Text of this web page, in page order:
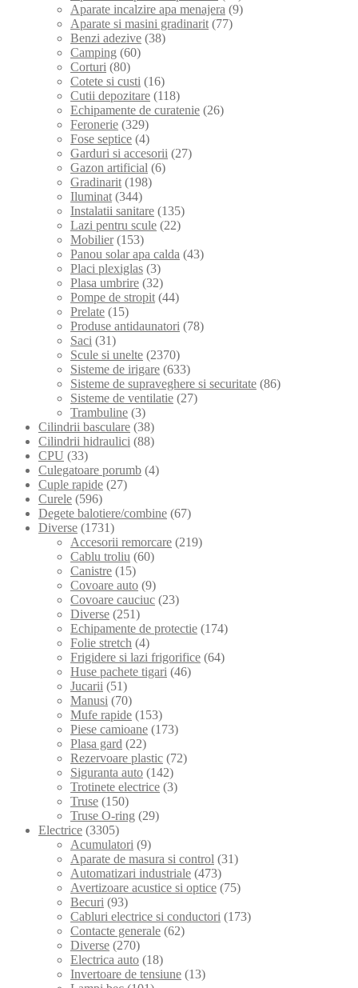
Aparate incalzire apa menajera (9)
Aparate si masini gradinarit (77)
Benzi adezive (38)
Camping (60)
Corturi (80)
Cotete si custi (16)
Cutii depozitare (118)
Echipamente de curatenie (26)
Feronerie (329)
Fose septice (4)
Garduri si accesorii (27)
Gazon artificial (6)
Gradinarit (198)
Iluminat (344)
Instalatii sanitare (135)
Lazi pentru scule (22)
Mobilier (153)
Panou solar apa calda (43)
Placi plexiglas (3)
Plasa umbrire (32)
Pompe de stropit (44)
Prelate (15)
Produse antidaunatori (78)
Saci (31)
Scule si unelte (2370)
Sisteme de irigare (633)
Sisteme de supraveghere si securitate (86)
Sisteme de ventilatie (27)
Trambuline (3)
Cilindrii basculare (38)
Cilindrii hidraulici (88)
CPU (33)
Culegatoare porumb (4)
Cuple rapide (27)
Curele (596)
Degete balotiere/combine (67)
Diverse (1731)
Accesorii remorcare (219)
Cablu troliu (60)
Canistre (15)
Covoare auto (9)
Covoare cauciuc (23)
Diverse (251)
Echipamente de protectie (174)
Folie stretch (4)
Frigidere si lazi frigorifice (64)
Huse pachete tigari (46)
Jucarii (51)
Manusi (70)
Mufe rapide (153)
Piese camioane (173)
Plasa gard (22)
Rezervoare plastic (72)
Siguranta auto (142)
Trotinete electrice (3)
Truse (150)
Truse O-ring (29)
Electrice (3305)
Acumulatori (9)
Aparate de masura si control (31)
Automatizari industriale (473)
Avertizoare acustice si optice (75)
Becuri (93)
Cabluri electrice si conductori (173)
Contacte generale (62)
Diverse (270)
Electrica auto (18)
Invertoare de tensiune (13)